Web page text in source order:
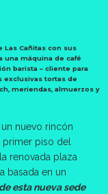
Las Cañitas con sus
una máquina de café
barista – cliente para
exclusivas tortas de
meriendas, almuerzos y
nuevo rincón
primer piso del
renovada plaza
basada en un
esta nueva sede